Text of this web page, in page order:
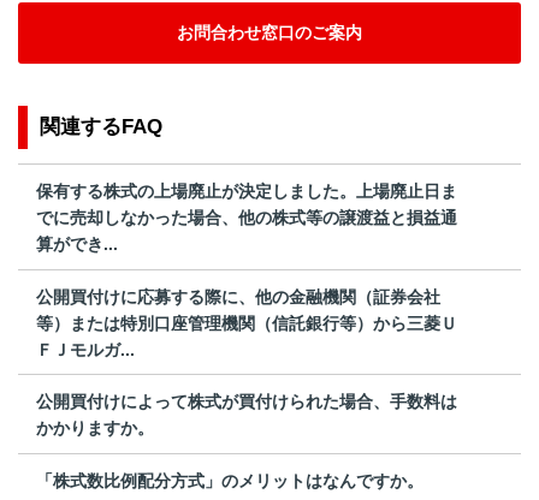
お問合わせ窓口のご案内
関連するFAQ
保有する株式の上場廃止が決定しました。上場廃止日ま
でに売却しなかった場合、他の株式等の譲渡益と損益通
算ができ...
公開買付けに応募する際に、他の金融機関（証券会社
等）または特別口座管理機関（信託銀行等）から三菱Ｕ
ＦＪモルガ...
公開買付けによって株式が買付けられた場合、手数料は
かかりますか。
「株式数比例配分方式」のメリットはなんですか。